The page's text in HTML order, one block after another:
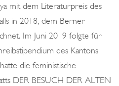
mit dem Literaturpreis des
in 2018, dem Berner
Im Juni 2019 folgte für
des Kantons
die feministische
DER BESUCH DER ALTEN